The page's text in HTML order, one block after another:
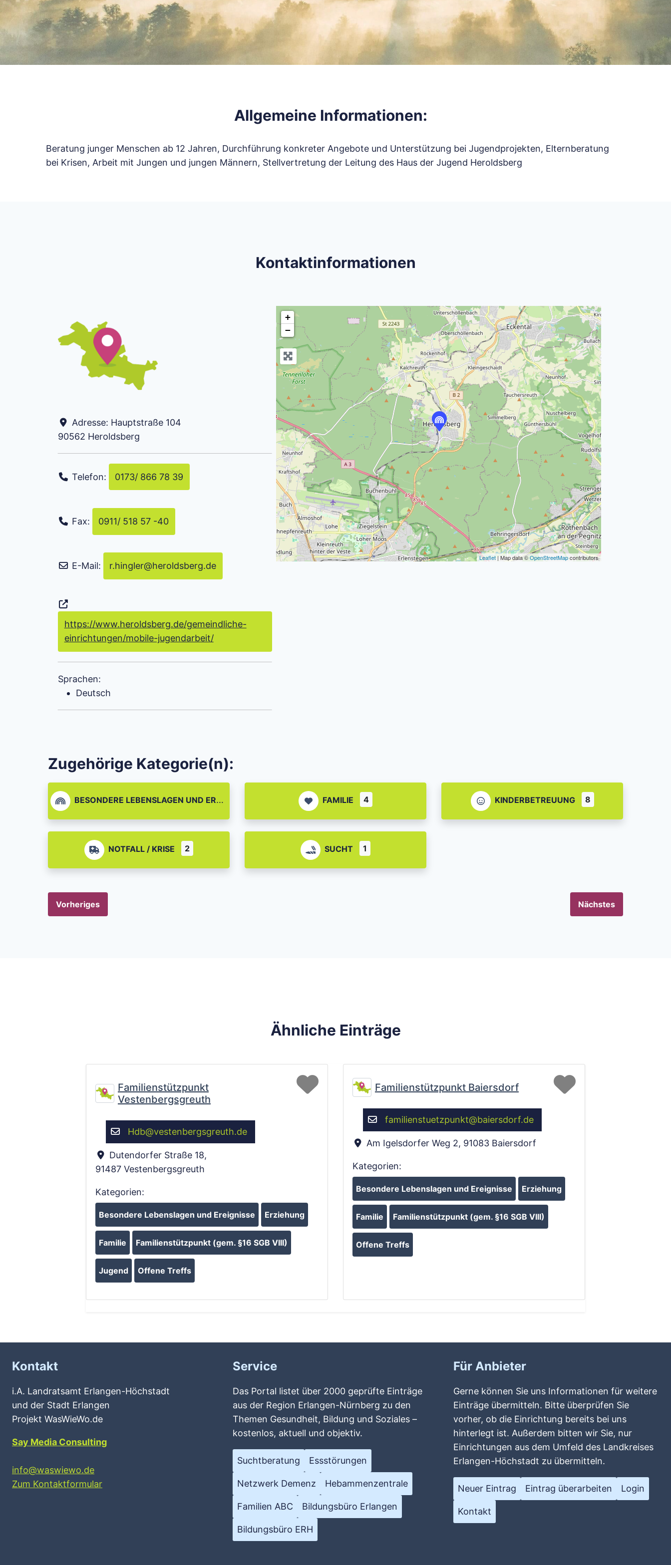
Allgemeine Informationen:
Beratung junger Menschen ab 12 Jahren, Durchführung konkreter Angebote und Unterstützung bei Jugendprojekten, Elternberatung
bei Krisen, Arbeit mit Jungen und jungen Männern, Stellvertretung der Leitung des Haus der Jugend Heroldsberg
Kontaktinformationen
Adresse: Hauptstraße 104
90562 Heroldsberg
Telefon: 0173/ 866 78 39
Fax: 0911/ 518 57 -40
E-Mail: r.hingler@heroldsberg.de
https://www.heroldsberg.de/gemeindliche-
einrichtungen/mobile-jugendarbeit/
Sprachen:
Deutsch
+
−
Leaflet| Map data ©OpenStreetMapcontributors
Zugehörige Kategorie(n):
BESONDERE LEBENSLAGEN UND EREIGNISSE FAMILIE 4 KINDERBETREUUNG 8
NOTFALL / KRISE 2 SUCHT 1
Vorheriges Nächstes
Ähnliche Einträge
Familienstützpunkt
Vestenbergsgreuth
Favorit
Hdb@vestenbergsgreuth.de
Dutendorfer Straße 18,
91487 Vestenbergsgreuth
Kategorien:
Besondere Lebenslagen und Ereignisse Erziehung
Familie Familienstützpunkt (gem. §16 SGB VIII)
Jugend Offene Treffs
Familienstützpunkt Baiersdorf
Favorit
familienstuetzpunkt@baiersdorf.de
Am Igelsdorfer Weg 2, 91083 Baiersdorf
Kategorien:
Besondere Lebenslagen und Ereignisse Erziehung
Familie Familienstützpunkt (gem. §16 SGB VIII)
Offene Treffs
Kontakt
i.A. Landratsamt Erlangen-Höchstadt
und der Stadt Erlangen
Projekt WasWieWo.de
Say Media Consulting
info@waswiewo.de
Zum Kontaktformular
Service
Das Portal listet über 2000 geprüfte Einträge
aus der Region Erlangen-Nürnberg zu den
Themen Gesundheit, Bildung und Soziales –
kostenlos, aktuell und objektiv.
Suchtberatung Essstörungen
Netzwerk Demenz Hebammenzentrale
Familien ABC Bildungsbüro Erlangen
Bildungsbüro ERH
Für Anbieter
Gerne können Sie uns Informationen für weitere
Einträge übermitteln. Bitte überprüfen Sie
vorher, ob die Einrichtung bereits bei uns
hinterlegt ist. Außerdem bitten wir Sie, nur
Einrichtungen aus dem Umfeld des Landkreises
Erlangen-Höchstadt zu übermitteln.
Neuer Eintrag Eintrag überarbeiten Login
Kontakt